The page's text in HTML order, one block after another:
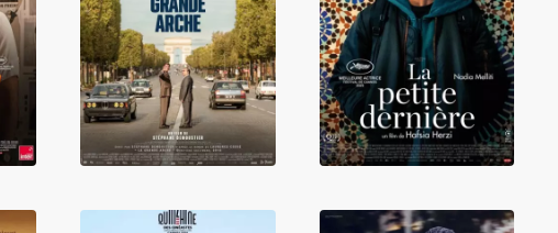
L'Inconnu De La
Grande Arche
La Petite
Dernière